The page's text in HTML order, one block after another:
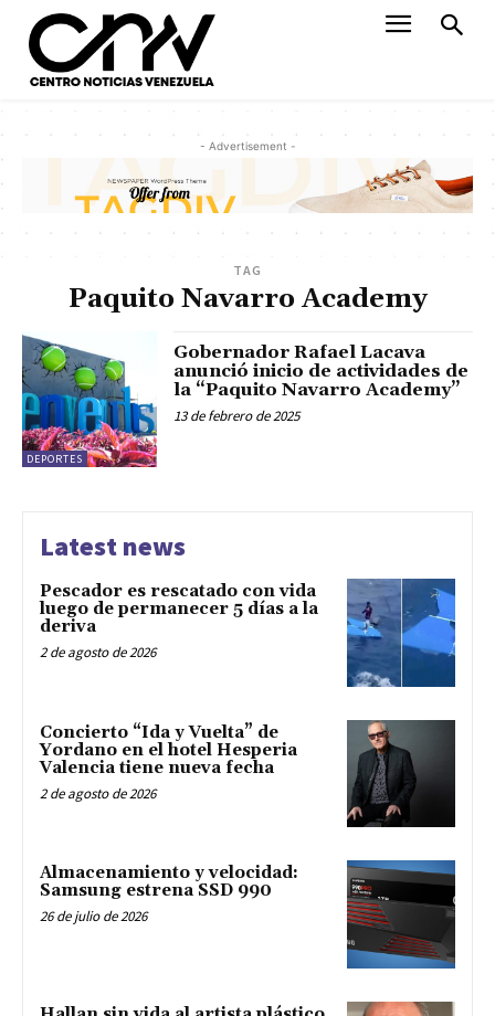
- Advertisement -
TAG
Paquito Navarro Academy
DEPORTES
Gobernador Rafael Lacava
anunció inicio de actividades de
la “Paquito Navarro Academy”
13 de febrero de 2025
Latest news
Pescador es rescatado con vida
luego de permanecer 5 días a la
deriva
2 de agosto de 2026
Concierto “Ida y Vuelta” de
Yordano en el hotel Hesperia
Valencia tiene nueva fecha
2 de agosto de 2026
Almacenamiento y velocidad:
Samsung estrena SSD 990
26 de julio de 2026